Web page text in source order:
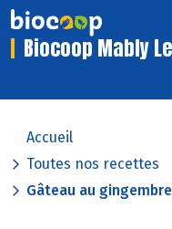
Biocoop Mably
Accueil
Toutes nos recettes
Gâteau au